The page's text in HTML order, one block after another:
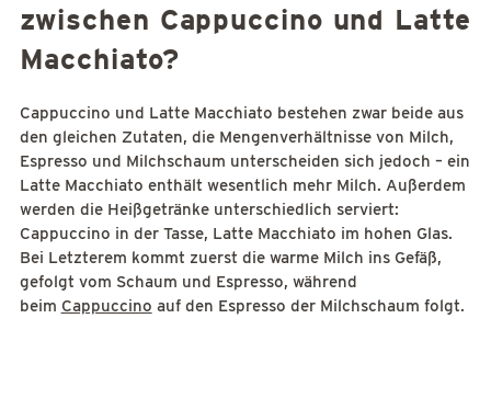
zwischen Cappuccino und Latte
Macchiato?
Cappuccino und Latte Macchiato bestehen zwar beide aus
den gleichen Zutaten, die Mengenverhältnisse von Milch,
Espresso und Milchschaum unterscheiden sich jedoch – ein
Latte Macchiato enthält wesentlich mehr Milch. Außerdem
werden die Heißgetränke unterschiedlich serviert:
Cappuccino in der Tasse, Latte Macchiato im hohen Glas.
Bei Letzterem kommt zuerst die warme Milch ins Gefäß,
gefolgt vom Schaum und Espresso, während
beim Cappuccino auf den Espresso der Milchschaum folgt.